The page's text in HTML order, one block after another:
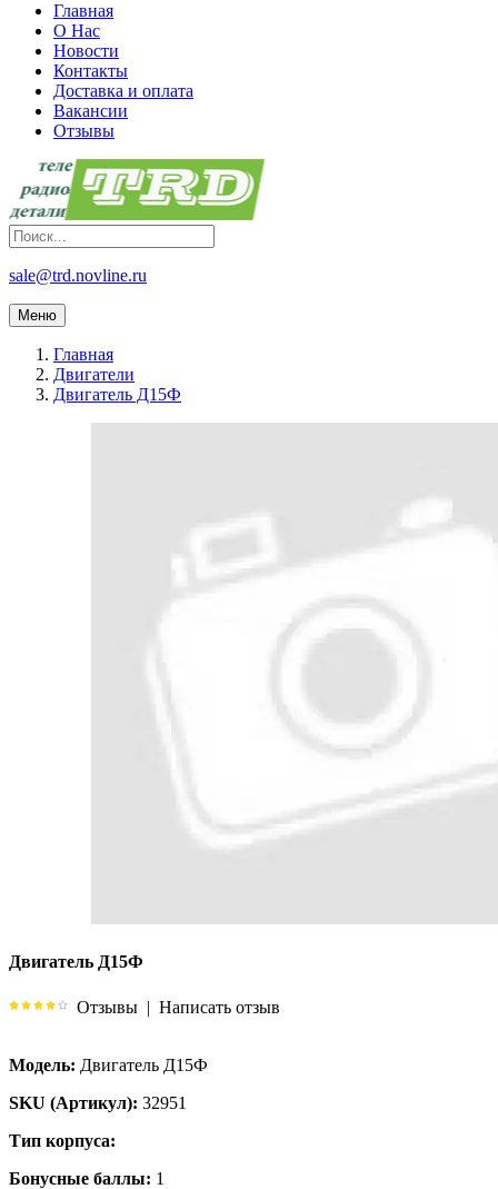
Главная
О Нас
Новости
Контакты
Доставка и оплата
Вакансии
Отзывы
sale@trd.novline.ru
Меню
Главная
Двигатели
Двигатель Д15Ф
Двигатель Д15Ф
Отзывы | Написать отзыв
Модель: Двигатель Д15Ф
SKU (Артикул): 32951
Тип корпуса:
Бонусные баллы: 1